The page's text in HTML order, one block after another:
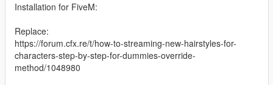
Installation for FiveM:
Replace:
https://forum.cfx.re/t/how-to-streaming-new-hairstyles-for-
characters-step-by-step-for-dummies-override-
method/1048980